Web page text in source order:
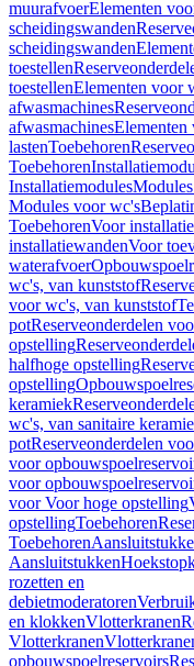
muurafvoerElementen
scheidingswanden
scheidingswanden
toestellen
toestellenElementen voor
afwasmachines
afwasmachinesElementen
lastenToebehoren
Toebehoren
Installatiemodules
Modules voor wc's
ToebehorenVoor
installatiewandenVoor
waterafvoer
wc's, van kunststof
voor wc's, van kunststof
potReserveonderdelen
opstelling
halfhoge opstelling
opstelling
keramiek
wc's, van sanitaire
potReserveonderdelen
voor
voor
voor Voor hoge opstelling
opstellingToebehoren
Toebehoren
Aansluitstukken
rozetten en
debietmoderatoren
en klokkenVlotterkranen
Vlotterkranen
opbouwspoelreservoirs